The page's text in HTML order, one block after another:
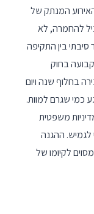
המנתק של
להחמרה, לא
בין התקיפה
קבועה בחוק
בחלוף שנה ויום
כמי שגרם למוות.
משפטית
ההגנה
לקיומו של